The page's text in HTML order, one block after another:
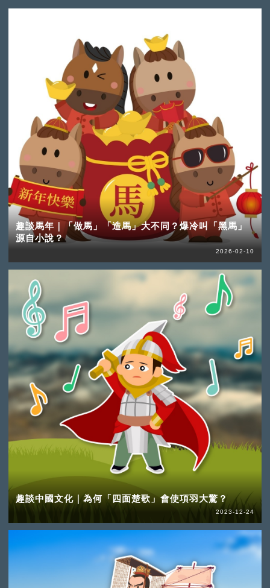
趣談馬年｜「做馬」「造馬」大不同？爆冷叫「黑馬」
源自小說？
2026-02-10
趣談中國文化｜為何「四面楚歌」會使項羽大驚？
2023-12-24